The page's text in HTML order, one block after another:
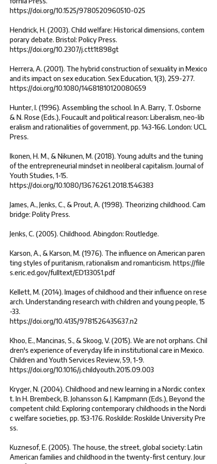
https://doi.org/10.1525/9780520960510-025
Hendrick, H. (2003). Child welfare: Historical dimensions, contem
porary debate. Bristol: Policy Press.
https://doi.org/10.2307/j.ctt1t898gt
Herrera, A. (2001). The hybrid construction of sexuality in Mexico
and its impact on sex education. Sex Education, 1(3), 259-277.
https://doi.org/10.1080/14681810120080659
Hunter, I. (1996). Assembling the school. In A. Barry, T. Osborne
& N. Rose (Eds.), Foucault and political reason: Liberalism, neo-lib
eralism and rationalities of government, pp. 143-166. London: UCL
Press.
Ikonen, H. M., & Nikunen, M. (2018). Young adults and the tuning
of the entrepreneurial mindset in neoliberal capitalism. Journal of
Youth Studies, 1-15.
https://doi.org/10.1080/13676261.2018.1546383
James, A., Jenks, C., & Prout, A. (1998). Theorizing childhood. Cam
bridge: Polity Press.
Jenks, C. (2005). Childhood. Abingdon: Routledge.
Karson, A., & Karson, M. (1976). The influence on American paren
ting styles of puritanism, rationalism and romanticism. https://file
s.eric.ed.gov/fulltext/ED133051.pdf
Kellett, M. (2014). Images of childhood and their influence on rese
arch. Understanding research with children and young people, 15
-33.
https://doi.org/10.4135/9781526435637.n2
Khoo, E., Mancinas, S., & Skoog, V. (2015). We are not orphans. Chil
dren's experience of everyday life in institutional care in Mexico.
Children and Youth Services Review, 59, 1-9.
https://doi.org/10.1016/j.childyouth.2015.09.003
Kryger, N. (2004). Childhood and new learning in a Nordic contex
t. In H. Brembeck, B. Johansson & J. Kampmann (Eds.), Beyond the
competent child: Exploring contemporary childhoods in the Nordi
c welfare societies, pp. 153-176. Roskilde: Roskilde University Pre
ss.
Kuznesof, E. (2005). The house, the street, global society: Latin
American families and childhood in the twenty-first century. Jour